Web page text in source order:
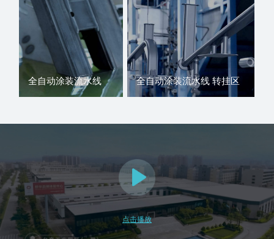
全自动涂装流水线 全自动涂装流水线 转挂区
点击播放